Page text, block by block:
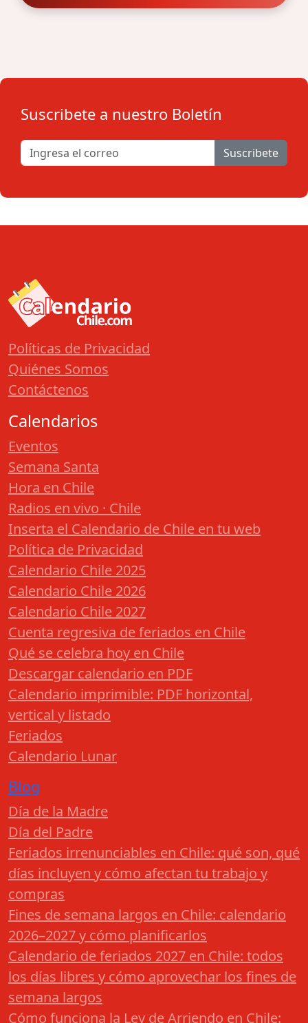
Suscribete a nuestro Boletín
Suscribete
Políticas de Privacidad
Quiénes Somos
Contáctenos
Calendarios
Eventos
Semana Santa
Hora en Chile
Radios en vivo · Chile
Inserta el Calendario de Chile en tu web
Política de Privacidad
Calendario Chile 2025
Calendario Chile 2026
Calendario Chile 2027
Cuenta regresiva de feriados en Chile
Qué se celebra hoy en Chile
Descargar calendario en PDF
Calendario imprimible: PDF horizontal,
vertical y listado
Feriados
Calendario Lunar
Blog
Día de la Madre
Día del Padre
Feriados irrenunciables en Chile: qué son, qué
días incluyen y cómo afectan tu trabajo y
compras
Fines de semana largos en Chile: calendario
2026–2027 y cómo planificarlos
Calendario de feriados 2027 en Chile: todos
los días libres y cómo aprovechar los fines de
semana largos
Cómo funciona la Ley de Arriendo en Chile: